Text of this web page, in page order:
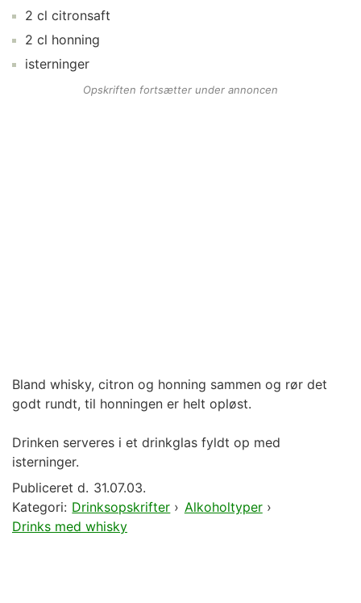
2 cl citronsaft
2 cl honning
isterninger
Opskriften fortsætter under annoncen
Bland whisky, citron og honning sammen og rør det
godt rundt, til honningen er helt opløst.
Drinken serveres i et drinkglas fyldt op med
isterninger.
Publiceret d. 31.07.03.
Kategori: Drinksopskrifter › Alkoholtyper›
Drinks med whisky